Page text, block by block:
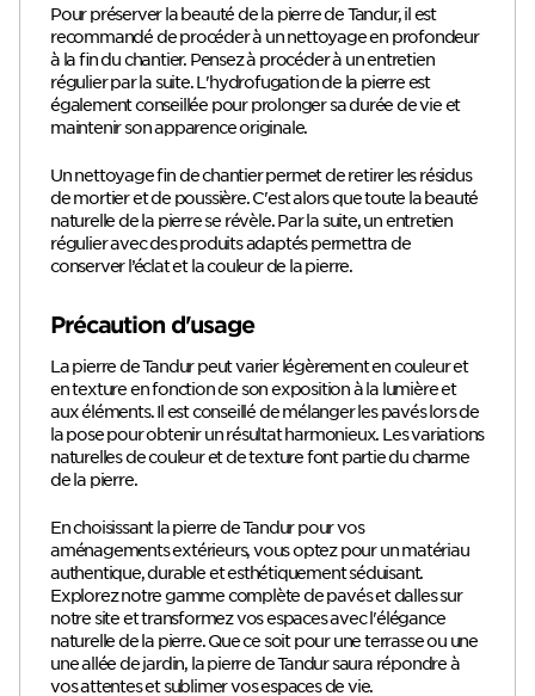
Pour préserver la beauté de la pierre de Tandur, il est
recommandé de procéder à un nettoyage en profondeur
à la fin du chantier. Pensez à procéder à un entretien
régulier par la suite. L'hydrofugation de la pierre est
également conseillée pour prolonger sa durée de vie et
maintenir son apparence originale.
Un nettoyage fin de chantier permet de retirer les résidus
de mortier et de poussière. C'est alors que toute la beauté
naturelle de la pierre se révèle. Par la suite, un entretien
régulier avec des produits adaptés permettra de
conserver l’éclat et la couleur de la pierre.
Précaution d'usage
La pierre de Tandur peut varier légèrement en couleur et
en texture en fonction de son exposition à la lumière et
aux éléments. Il est conseillé de mélanger les pavés lors de
la pose pour obtenir un résultat harmonieux. Les variations
naturelles de couleur et de texture font partie du charme
de la pierre.
En choisissant la pierre de Tandur pour vos
aménagements extérieurs, vous optez pour un matériau
authentique, durable et esthétiquement séduisant.
Explorez notre gamme complète de pavés et dalles sur
notre site et transformez vos espaces avec l'élégance
naturelle de la pierre. Que ce soit pour une terrasse ou une
une allée de jardin, la pierre de Tandur saura répondre à
vos attentes et sublimer vos espaces de vie.